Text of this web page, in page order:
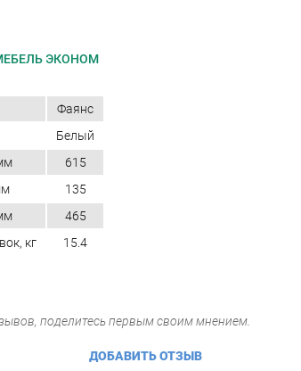
ЭКОНОМ
Фаянс
Белый
615
135
465
кг
15.4
поделитесь первым своим мнением.
ДОБАВИТЬ ОТЗЫВ